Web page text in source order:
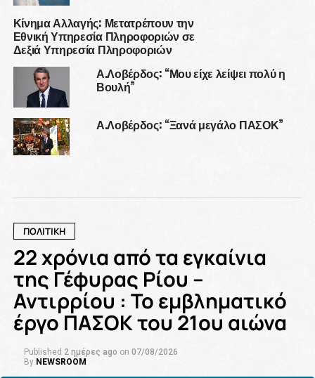
Κίνημα Αλλαγής: Μετατρέπουν την
Εθνική Υπηρεσία Πληροφοριών σε
Δεξιά Υπηρεσία Πληροφοριών
Α.Λοβέρδος: “Μου είχε λείψει πολύ η
Βουλή”
Α.Λοβέρδος: “Ξανά μεγάλο ΠΑΣΟΚ”
ΠΟΛΙΤΙΚΗ
22 χρόνια από τα εγκαίνια
της Γέφυρας Ρίου –
Αντιρρίου : Το εμβληματικό
έργο ΠΑΣΟΚ του 21ου αιώνα
Published 2 ημέρες ago on 07/08/2026
By NEWSROOM